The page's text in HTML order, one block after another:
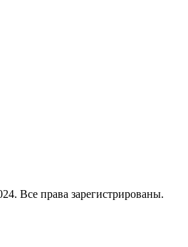
Все права зарегистрированы.